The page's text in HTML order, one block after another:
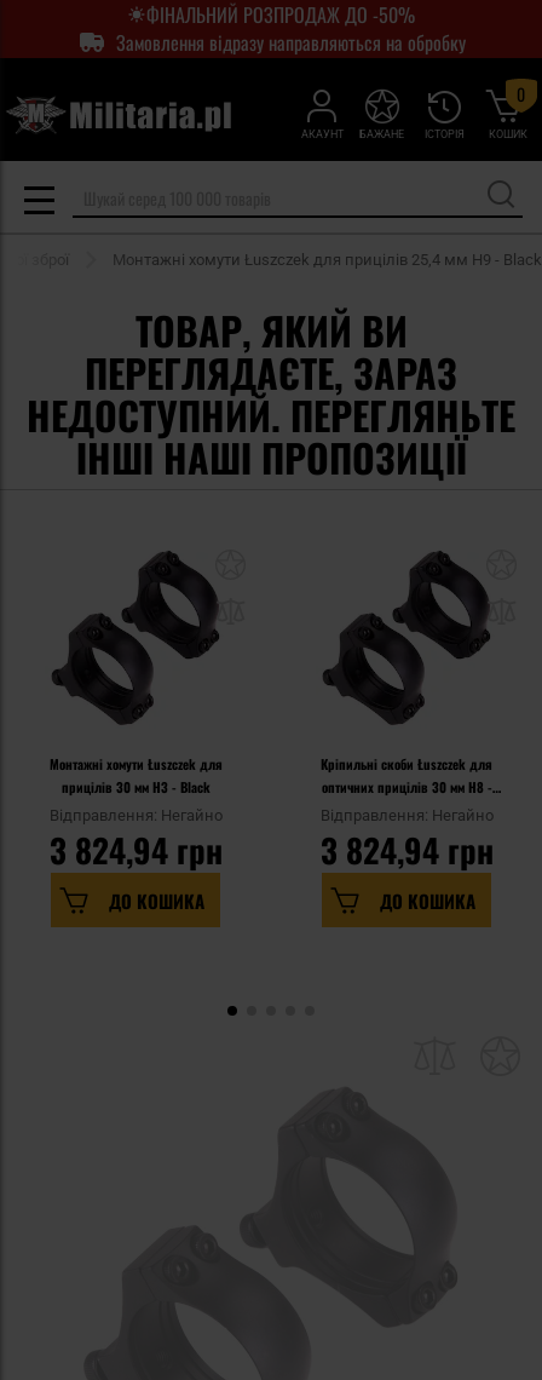
ФІНАЛЬНИЙ РОЗПРОДАЖ ДО -50%
Замовлення відразу направляються на обробку
АКАУНТ ІСТОРІЯ
БАЖАНЕ КОШИК
0
зброї Монтажні хомути Łuszczek для прицілів 25,4 мм H9 - Black
ТОВАР, ЯКИЙ ВИ
ПЕРЕГЛЯДАЄТЕ, ЗАРАЗ
НЕДОСТУПНИЙ. ПЕРЕГЛЯНЬТЕ
ІНШІ НАШІ ПРОПОЗИЦІЇ
Монтажні хомути Łuszczek для
прицілів 30 мм H3 - Black
Відправлення: Негайно
3 824,94 грн
ДО КОШИКА
Кріпильні скоби Łuszczek для
оптичних прицілів 30 мм H8 -
Black
Відправлення: Негайно
3 824,94 грн
ДО КОШИКА